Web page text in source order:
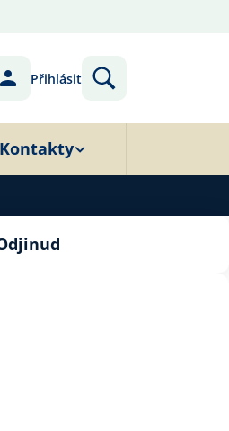
Přihlásit
Kontakty